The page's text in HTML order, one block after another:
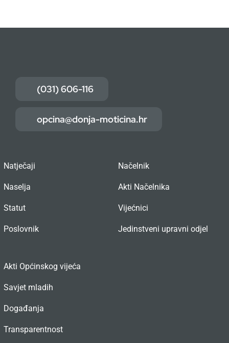
(031) 606-116
opcina@donja-moticina.hr
Natječaji
Naselja
Statut
Poslovnik
Načelnik
Akti Načelnika
Vijećnici
Jedinstveni upravni odjel
Akti Općinskog vijeća
Savjet mladih
Događanja
Transparentnost